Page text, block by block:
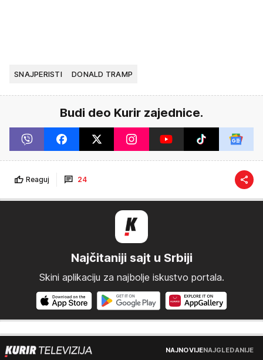
SNAJPERISTI DONALD TRAMP
Budi deo Kurir zajednice.
Reaguj 24
Najčitaniji sajt u Srbiji
Skini aplikaciju za najbolje iskustvo portala.
NAJNOVIJENAJGLEDANIJE